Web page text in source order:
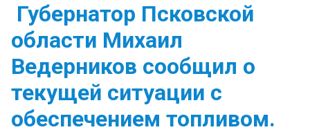
️ Губернатор Псковской
области Михаил
Ведерников сообщил о
текущей ситуации с
обеспечением топливом.